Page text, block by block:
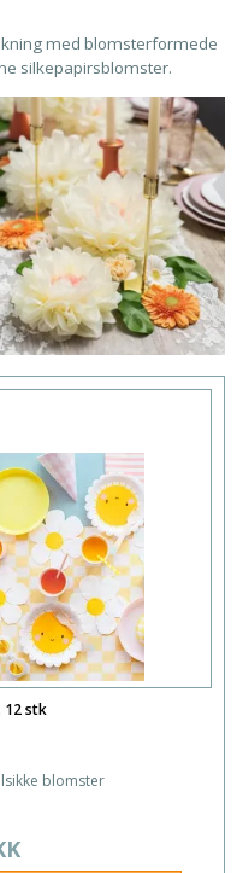
med blomsterformede
silkepapirsblomster.
12 stk
blomster